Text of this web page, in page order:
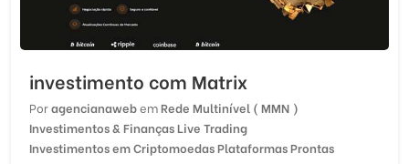
investimento com Matrix
PoragencianawebemRede Multinível ( MMN )
Investimentos & FinançasLive Trading
Investimentos em CriptomoedasPlataformas Prontas